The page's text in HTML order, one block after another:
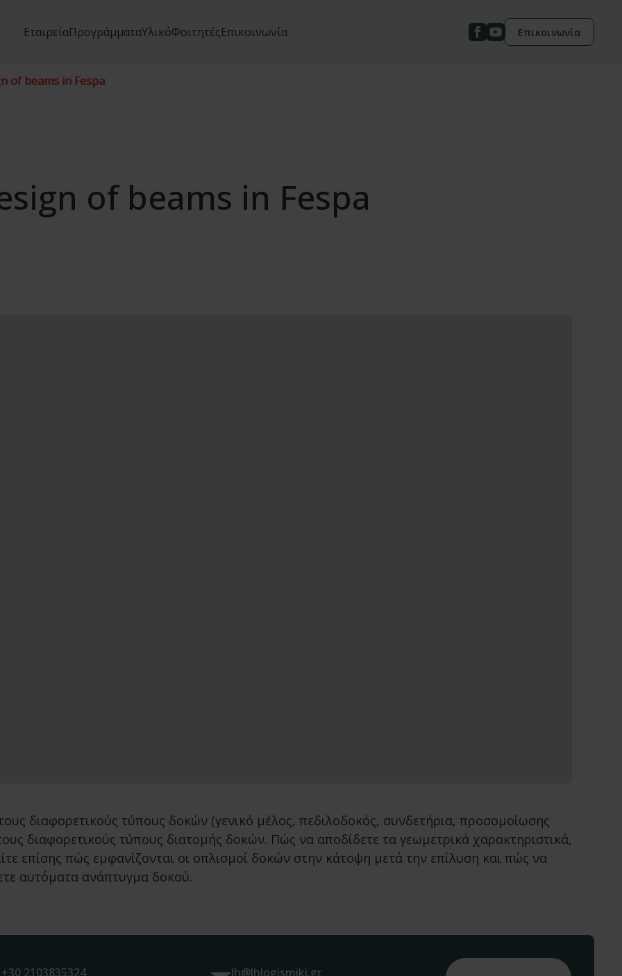
ΕταιρείαΠρογράμματαΥλικόΦοιτητέςΕπικοινωνία Επικοινωνία
of beams in Fespa
of beams in Fespa
διαφορετικούς τύπους δοκών (γενικό μέλος, πεδιλοδοκός, συνδετήρια, προσομοίωσης
διαφορετικούς τύπους διατομής δοκών. Πώς να αποδίδετε τα γεωμετρικά χαρακτηριστικά,
επίσης πώς εμφανίζονται οι οπλισμοί δοκών στην κάτοψη μετά την επίλυση και πώς να
αυτόματα ανάπτυγμα δοκού.
+30 2103835324 lh@lhlogismiki.gr